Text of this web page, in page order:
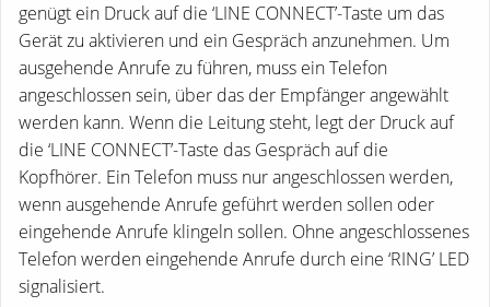
genügt ein Druck auf die ‘LINE CONNECT’-Taste um das
Gerät zu aktivieren und ein Gespräch anzunehmen. Um
ausgehende Anrufe zu führen, muss ein Telefon
angeschlossen sein, über das der Empfänger angewählt
werden kann. Wenn die Leitung steht, legt der Druck auf
die ‘LINE CONNECT’-Taste das Gespräch auf die
Kopfhörer. Ein Telefon muss nur angeschlossen werden,
wenn ausgehende Anrufe geführt werden sollen oder
eingehende Anrufe klingeln sollen. Ohne angeschlossenes
Telefon werden eingehende Anrufe durch eine ‘RING’ LED
signalisiert.